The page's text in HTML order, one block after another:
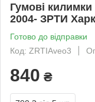
Гумові
2004- ЗРТИ
Готово до відправки
Код: ZRTIAveo3
840 ₴